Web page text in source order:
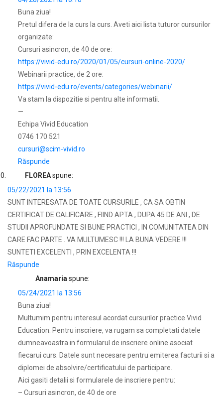
Buna ziua!
Pretul difera de la curs la curs. Aveti aici lista tuturor cursurilor
organizate:
Cursuri asincron, de 40 de ore:
https://vivid-edu.ro/2020/01/05/cursuri-online-2020/
Webinarii practice, de 2 ore:
https://vivid-edu.ro/events/categories/webinarii/
Va stam la dispozitie si pentru alte informatii.
—
Echipa Vivid Education
0746 170 521
cursuri@scim-vivid.ro
Răspunde
FLOREAspune:
05/22/2021 la 13:56
SUNT INTERESATA DE TOATE CURSURILE , CA SA OBTIN
CERTIFICAT DE CALIFICARE , FIIND APTA , DUPA 45 DE ANI , DE
STUDII APROFUNDATE SI BUNE PRACTICI , IN COMUNITATEA DIN
CARE FAC PARTE . VA MULTUMESC !!! LA BUNA VEDERE !!!
SUNTETI EXCELENTI , PRIN EXCELENTA !!!
Răspunde
Anamaria spune:
05/24/2021 la 13:56
Buna ziua!
Multumim pentru interesul acordat cursurilor practice Vivid
Education. Pentru inscriere, va rugam sa completati datele
dumneavoastra in formularul de inscriere online asociat
fiecarui curs. Datele sunt necesare pentru emiterea facturii si a
diplomei de absolvire/certificatului de participare.
Aici gasiti detalii si formularele de inscriere pentru:
– Cursuri asincron, de 40 de ore